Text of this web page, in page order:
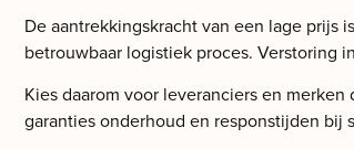
De aantrekkingskracht van een lage
betrouwbaar logistiek proces. Verstoring
Kies daarom voor leveranciers en
garanties onderhoud en responstijden bij